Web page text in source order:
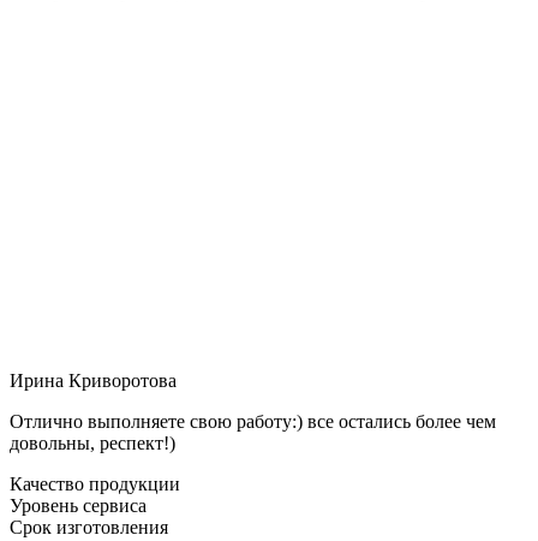
Ирина Криворотова
Отлично выполняете свою работу:) все остались более чем
довольны, респект!)
Качество продукции
Уровень сервиса
Срок изготовления